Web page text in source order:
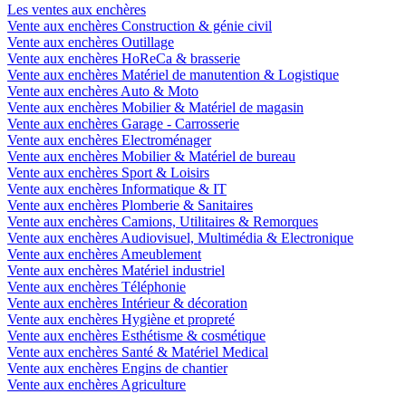
Les ventes aux enchères
Vente aux enchères Construction & génie civil
Vente aux enchères Outillage
Vente aux enchères HoReCa & brasserie
Vente aux enchères Matériel de manutention & Logistique
Vente aux enchères Auto & Moto
Vente aux enchères Mobilier & Matériel de magasin
Vente aux enchères Garage - Carrosserie
Vente aux enchères Electroménager
Vente aux enchères Mobilier & Matériel de bureau
Vente aux enchères Sport & Loisirs
Vente aux enchères Informatique & IT
Vente aux enchères Plomberie & Sanitaires
Vente aux enchères Camions, Utilitaires & Remorques
Vente aux enchères Audiovisuel, Multimédia & Electronique
Vente aux enchères Ameublement
Vente aux enchères Matériel industriel
Vente aux enchères Téléphonie
Vente aux enchères Intérieur & décoration
Vente aux enchères Hygiène et propreté
Vente aux enchères Esthétisme & cosmétique
Vente aux enchères Santé & Matériel Medical
Vente aux enchères Engins de chantier
Vente aux enchères Agriculture